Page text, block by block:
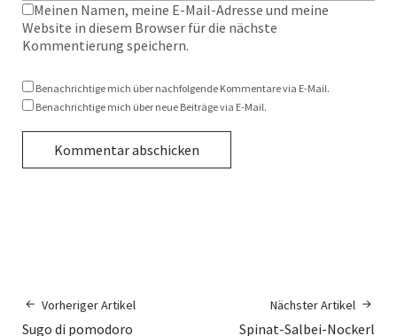
Meinen Namen, meine E-Mail-Adresse und meine
Website in diesem Browser für die nächste
Kommentierung speichern.
Benachrichtige mich über nachfolgende Kommentare via E-Mail.
Benachrichtige mich über neue Beiträge via E-Mail.
Vorheriger Artikel
Sugo di pomodoro
Nächster Artikel
Spinat-Salbei-Nockerl